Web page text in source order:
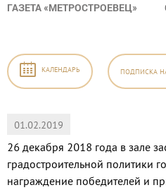
ГАЗЕТА «МЕТРОСТРОЕВЕЦ»
КАЛЕНДАРЬ ПОДПИСКА
01.02.2019
26 декабря 2018 года в зале
градостроительной политики
награждение победителей и